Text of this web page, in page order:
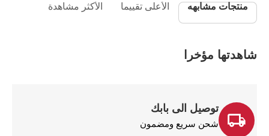
منتجات مشابهه الأعلى تقييما الأكثر مشاهدة
شاهدتها مؤخرا
توصيل الى بابك
شحن سريع ومضمون